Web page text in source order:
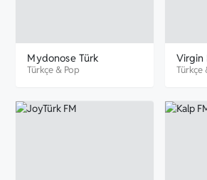
Mydonose Türk
Türkçe& Pop
Virgin
Türkçe